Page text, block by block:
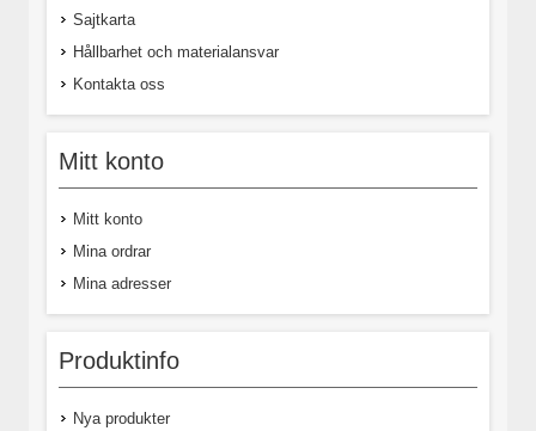
Sajtkarta
Hållbarhet och materialansvar
Kontakta oss
Mitt konto
Mitt konto
Mina ordrar
Mina adresser
Produktinfo
Nya produkter